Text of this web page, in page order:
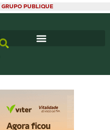
GRUPO PUBLIQUE